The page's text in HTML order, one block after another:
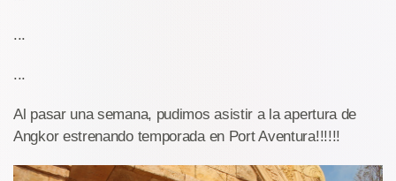
...
...
Al pasar una semana, pudimos asistir a la apertura de
Angkor estrenando temporada en Port Aventura!!!!!!